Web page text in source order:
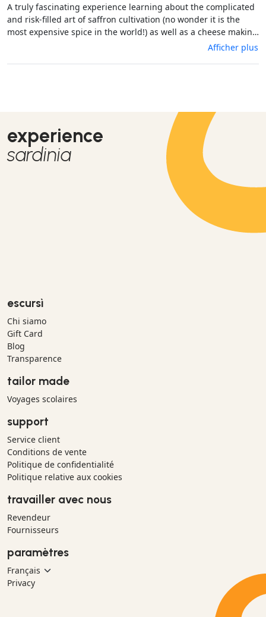
A truly fascinating experience learning about the complicated
and risk-filled art of saffron cultivation (no wonder it is the
most expensive spice in the world!) as well as a cheese making
demonstration. At the end we had a picnic of the fresh cheese
Afficher plus
experience
sardinia
escursì
Chi siamo
Gift Card
Blog
Transparence
tailor made
Voyages scolaires
support
Service client
Conditions de vente
Politique de confidentialité
Politique relative aux cookies
travailler avec nous
Revendeur
Fournisseurs
paramètres
Privacy